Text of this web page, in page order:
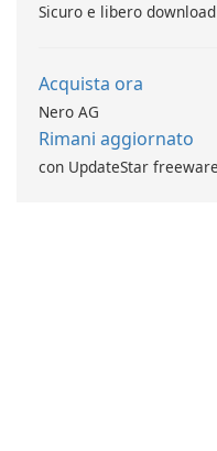
Sicuro e libero
Acquista ora
Nero AG
Rimani aggiornato
con UpdateStar